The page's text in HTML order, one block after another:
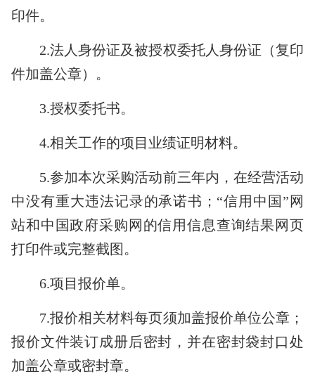
印件。
2.法人身份证及被授权委托人身份证（复印
件加盖公章）。
3.授权委托书。
4.相关工作的项目业绩证明材料。
5.参加本次采购活动前三年内，在经营活动
中没有重大违法记录的承诺书； “信用中国”网
站和中国政府采购网的信用信息查询结果网页
打印件或完整截图。
6.项目报价单。
7.报价相关材料每页须加盖报价单位公章；
报价文件装订成册后密封，并在密封袋封口处
加盖公章或密封章。